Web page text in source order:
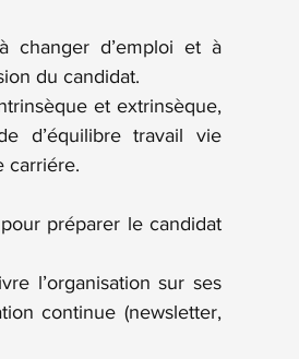
changer d’emploi et à
du candidat.
et extrinsèque,
d’équilibre travail vie
carriére.
préparer le candidat
l’organisation sur ses
continue (newsletter,